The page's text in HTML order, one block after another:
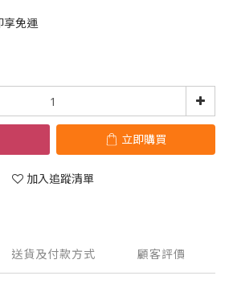
享免運
立即購買
加入追蹤清單
送貨及付款方式 顧客評價